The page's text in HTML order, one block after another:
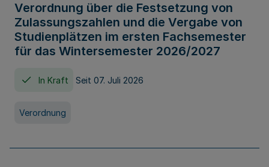
Verordnung über die Festsetzung von
Zulassungszahlen und die Vergabe von
Studienplätzen im ersten Fachsemester
für das Wintersemester 2026/2027
In Kraft Seit 07. Juli 2026
Verordnung